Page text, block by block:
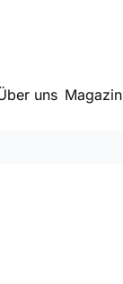
uns Magazin